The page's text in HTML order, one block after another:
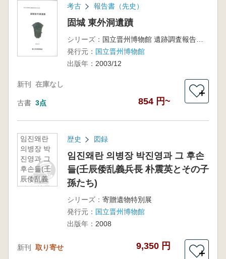
考古 報告書（先史）
固城 東外洞遺蹟
シリーズ：
国立晋州博物館 遺跡調査報告書 第16冊
発行元： 国立晋州博物館
出版年： 2003/12
新刊 在庫なし
古書 3点 854 円~
＋
임진왜란
의병장 박
진영과 그
후손들(壬
辰倭乱義
兵長 朴震
歴史 図録
임진왜란 의병장 박진영과 그 후손
들(壬辰倭乱義兵長 朴震英とその子
孫たち)
シリーズ： 寄贈遺物特別展
発行元： 国立晋州博物館
出版年： 2008
新刊 取り寄せ 9,350 円
＋